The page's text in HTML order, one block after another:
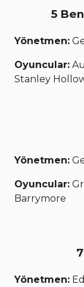
5
Yönetmen:
Oyuncular:
Stanley
Yönetmen:
Oyuncular:
Barrymore
Yönetmen: